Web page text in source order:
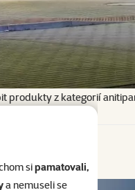
sipamatovali,
a nemuseli se
produkty z kategorií